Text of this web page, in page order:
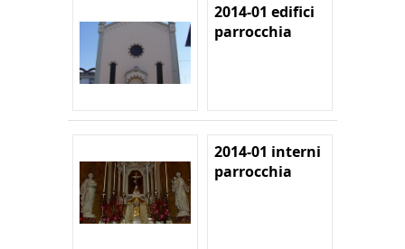
2014-01 edifici
parrocchia
2014-01 interni
parrocchia